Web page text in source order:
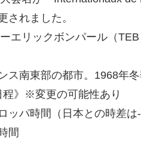
されました。
エリックボンパール（
ス南東部の都市。1968年冬
程》※変更の可能性あり
ッパ時間（日本との時差は-
間